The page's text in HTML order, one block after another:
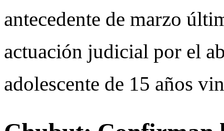
antecedente de marzo
actuación judicial por el
adolescente de 15 años